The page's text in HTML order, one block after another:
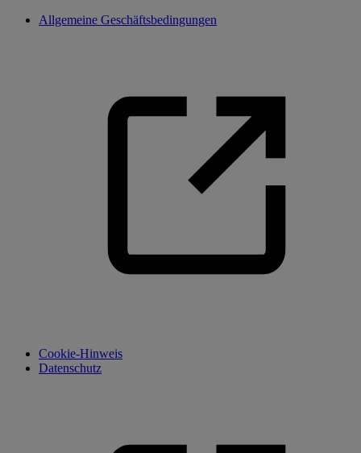
Allgemeine Geschäftsbedingungen
Cookie-Hinweis
Datenschutz